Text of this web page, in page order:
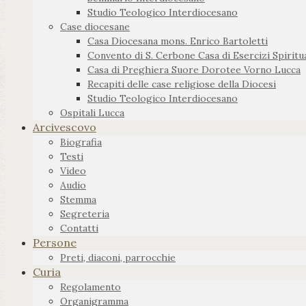
Studio Teologico Interdiocesano
Case diocesane
Casa Diocesana mons. Enrico Bartoletti
Convento di S. Cerbone Casa di Esercizi
Casa di Preghiera Suore Dorotee Vorno Lucca
Recapiti delle case religiose della Diocesi
Studio Teologico Interdiocesano
Ospitali Lucca
Arcivescovo
Biografia
Testi
Video
Audio
Stemma
Segreteria
Contatti
Persone
Preti, diaconi, parrocchie
Curia
Regolamento
Organigramma